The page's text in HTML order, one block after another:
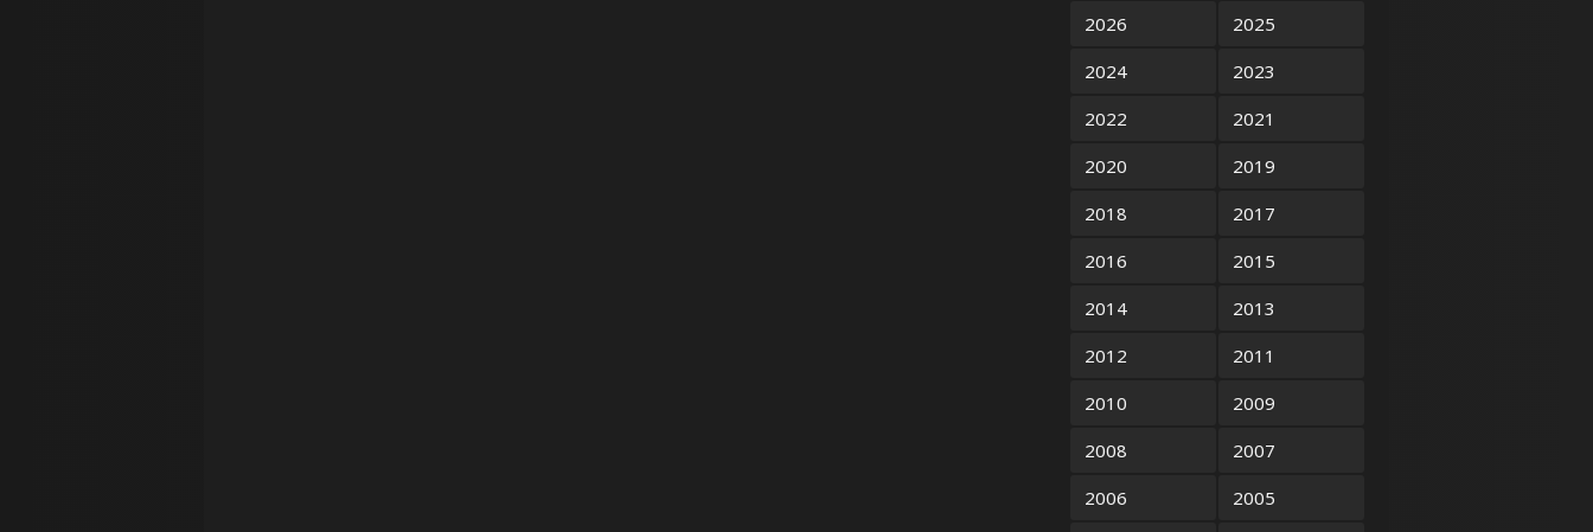
2026
2025
2024
2023
2022
2021
2020
2019
2018
2017
2016
2015
2014
2013
2012
2011
2010
2009
2008
2007
2006
2005